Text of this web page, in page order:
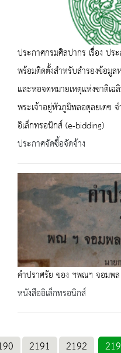
ประกาศกรมศิลปากร เรื่อง ป
พร้อมติดตั้งสำหรับสำรองข้อมู
และหอจดหมายเหตุแห่งชาติเ
พระเจ้าอยู่หัวภูมิพลอดุลยเดช
อิเล็กทรอนิกส์ (e-bidding)
ประกาศจัดซื้อจัดจ้าง
คำปราศรัย ของ ฯพณฯ จอมพ
หนังสืออิเล็กทรอนิกส์
2191 2192